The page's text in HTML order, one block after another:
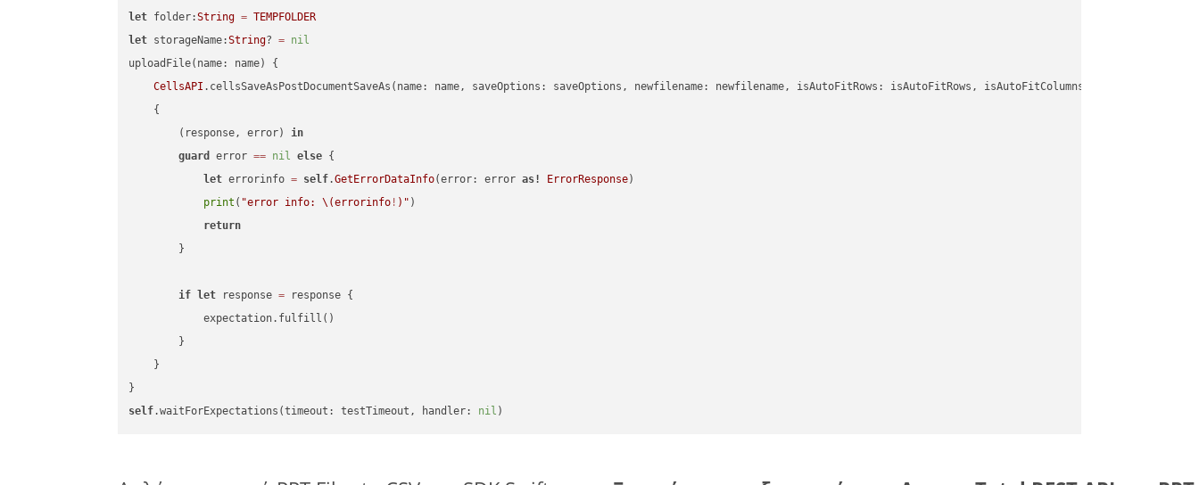
let folder:String = TEMPFOLDER
let storageName:String? = nil
uploadFile(name: name) {
CellsAPI .cellsSaveAsPostDocumentSaveAs(name: name, saveOptions: saveOptions, newfilename: newfilename, isAutoFitRows: isAutoFitRows, isAutoFitColumns:
    {
        (response, error)
in
guard
error == nil else {
let errorinfo = self.GetErrorDataInfo(error: error as! ErrorResponse)
print ( "error info: \(errorinfo ! ) " )
return
        }
if let response = response {
            expectation.fulfill()
        }
    }
self.waitForExpectations(timeout: testTimeout, handler: nil